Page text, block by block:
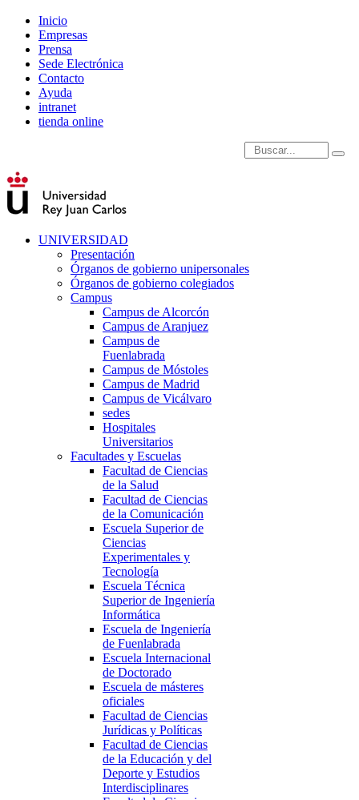
Inicio
Empresas
Prensa
Sede Electrónica
Contacto
Ayuda
intranet
tienda online
Introduce términos de
UNIVERSIDAD
Presentación
Órganos de gobierno unipersonales
Órganos de gobierno colegiados
Campus
Campus de Alcorcón
Campus de Aranjuez
Campus de
Fuenlabrada
Campus de Móstoles
Campus de Madrid
Campus de Vicálvaro
sedes
Hospitales
Universitarios
Facultades y Escuelas
Facultad de Ciencias
de la Salud
Facultad de Ciencias
de la Comunicación
Escuela Superior de
Ciencias
Experimentales y
Tecnología
Escuela Técnica
Superior de Ingeniería
Informática
Escuela de Ingeniería
de Fuenlabrada
Escuela Internacional
de Doctorado
Escuela de másteres
oficiales
Facultad de Ciencias
Jurídicas y Políticas
Facultad de Ciencias
de la Educación y del
Deporte y Estudios
Interdisciplinares